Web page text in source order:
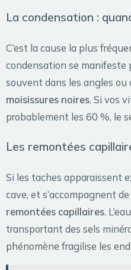
La condensation :
C’est la cause la plus
condensation se manifeste
souvent dans les angles
moisissures noires. Si vos
probablement les 60 %, le
Les remontées
Si les taches apparaissent
cave, et s’accompagnent
remontées capillaires.
transportant des sels
phénomène fragilise les